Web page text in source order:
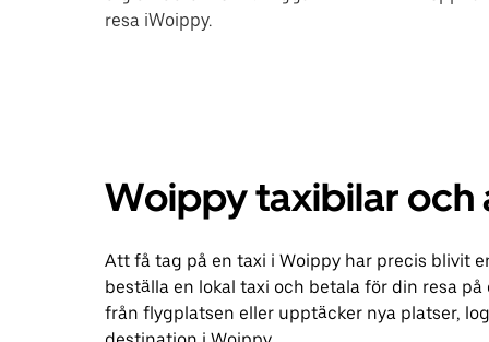
resa iWoippy.
Woippy taxibilar och
Att få tag på en taxi i Woippy har precis blivit
beställa en lokal taxi och betala för din resa
från flygplatsen eller upptäcker nya platser,